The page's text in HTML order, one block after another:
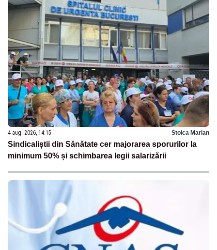
4 aug. 2026, 14:15 Stoica Marian
Sindicaliștii din Sănătate cer majorarea sporurilor la
minimum 50% și schimbarea legii salarizării